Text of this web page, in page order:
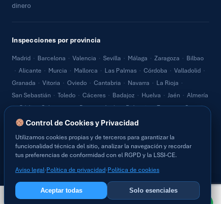
dinero
Inspecciones por provincia
Madrid · Barcelona · Valencia · Sevilla · Málaga · Zaragoza · Bilbao
· Alicante · Murcia · Mallorca · Las Palmas · Córdoba · Valladolid ·
Granada · Vitoria · Oviedo · Cantabria · Navarra · La Rioja ·
San Sebastián · Toledo · Cáceres · Badajoz · Huelva · Jaén · Almería
· Cádiz · Salamanca · Burgos · León · Palencia · Zamora · Segovia
· Ávila · Soria · Guadalajara · Cuenca · Albacete
Tarragona · Girona · Castellón Tenerife · Ibiza · Menorca · Ceuta
Melilla
Control de Cookies y Privacidad
Utilizamos cookies propias y de terceros para garantizar la
funcionalidad técnica del sitio, analizar la navegación y recordar
tus preferencias de conformidad con el RGPD y la LSSI-CE.
Aviso legal·Política de privacidad·Política de cookies
Aceptar todas Solo esenciales